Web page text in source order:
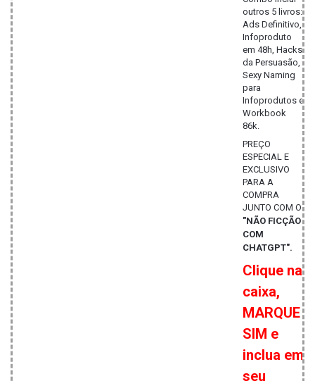
outros 5 livros:
Ads Definitivo,
Infoproduto
em 48h, Hacks
da Persuasão,
Sexy Naming
para
Infoprodutos e
Workbook
86k.
PREÇO
ESPECIAL E
EXCLUSIVO
PARA A
COMPRA
JUNTO COM O
"NÃO FICÇÃO
COM
CHATGPT".
Clique na
caixa,
MARQUE
SIM e
inclua em
seu